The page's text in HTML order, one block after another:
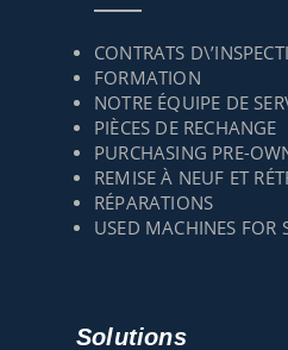
CONTRATS
FORMATION
NOTRE ÉQUIPE DE
PIÈCES DE RECHANGE
PURCHASING PRE-
REMISE À NEUF ET
RÉPARATIONS
USED MACHINES FOR
Solutions